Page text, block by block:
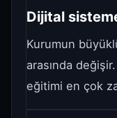
Dijital
Kurumun
arasında
eğitimi en çok